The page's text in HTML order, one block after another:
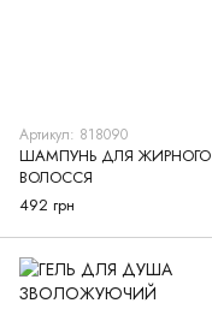
Артикул: 818090
ШАМПУНЬ ДЛЯ ЖИРНОГО
ВОЛОССЯ
492 грн